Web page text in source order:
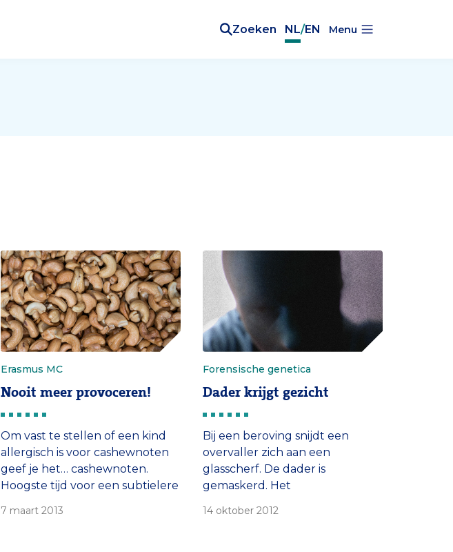
Zoeken NL/EN Menu
Erasmus MC
Nooit meer provoceren!
Om vast te stellen of een kind
allergisch is voor cashewnoten
geef je het… cashewnoten.
Hoogste tijd voor een subtielere
7 maart 2013
Forensische genetica
Dader krijgt gezicht
Bij een beroving snijdt een
overvaller zich aan een
glasscherf. De dader is
gemaskerd. Het
wordt geanalyseerd en na een
14 oktober 2012